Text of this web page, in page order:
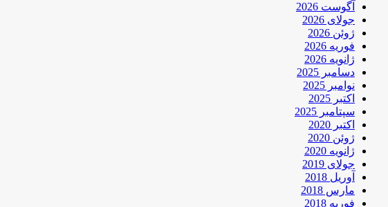
آگوست 2026
جولای 2026
ژوئن 2026
فوریه 2026
ژانویه 2026
دسامبر 2025
نوامبر 2025
اکتبر 2025
سپتامبر 2025
اکتبر 2020
ژوئن 2020
ژانویه 2020
جولای 2019
آوریل 2018
مارس 2018
فوریه 2018